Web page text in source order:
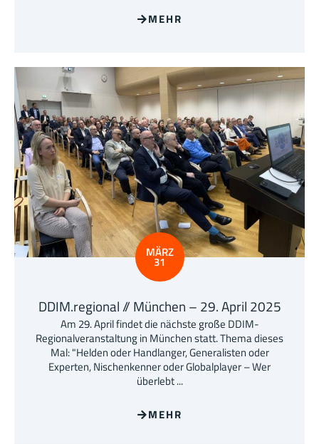
MEHR
MÄRZ
31
DDIM.regional // München – 29. April 2025
Am 29. April findet die nächste große DDIM-
Regionalveranstaltung in München statt. Thema dieses
Mal: "Helden oder Handlanger, Generalisten oder
Experten, Nischenkenner oder Globalplayer – Wer
überlebt ...
MEHR